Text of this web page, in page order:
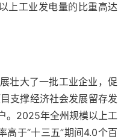
上工业发电量的比重高达
壮大了一批工业企业，促
支撑经济社会发展留存发
。2025年全州规模以上工
高于“十三五”期间4.0个百